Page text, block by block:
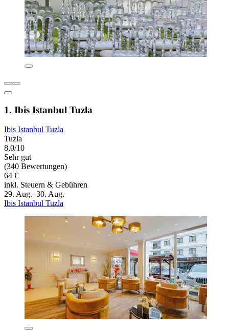
1. Ibis Istanbul Tuzla
Ibis Istanbul Tuzla
Tuzla
8,0/10
Sehr gut
(340 Bewertungen)
64 €
inkl. Steuern & Gebühren
29. Aug.–30. Aug.
Ibis Istanbul Tuzla